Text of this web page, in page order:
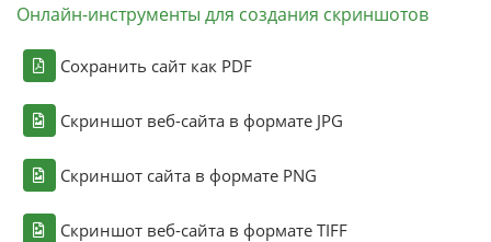
Онлайн-инструменты для создания скриншотов
Сохранить сайт как PDF
Скриншот веб-сайта в формате JPG
Скриншот сайта в формате PNG
Скриншот веб-сайта в формате TIFF